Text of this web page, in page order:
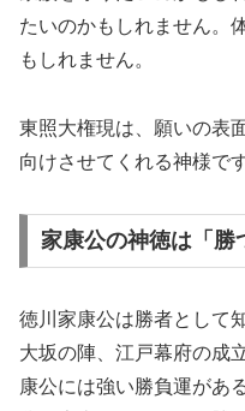
たいのかもしれません。
もしれません。
東照大権現は、願いの表
向けさせてくれる神様です
家康公の神徳は「勝
徳川家康公は勝者として
大坂の陣、江戸幕府の成
康公には強い勝負運があ